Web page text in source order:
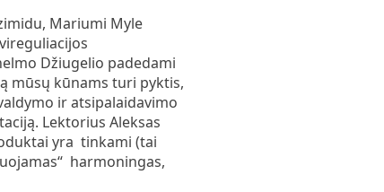
Mariumi Myle
Džiugelio padedami
mūsų kūnams turi pyktis,
ir atsipalaidavimo
Lektorius Aleksas
yra tinkami (tai
harmoningas,